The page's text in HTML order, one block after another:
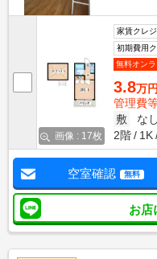
画像 : 17枚
家賃クレ
初期費用
無料オン
3.8万円
管理費
敷
なし
2階
1K
空室確認 無料
お店